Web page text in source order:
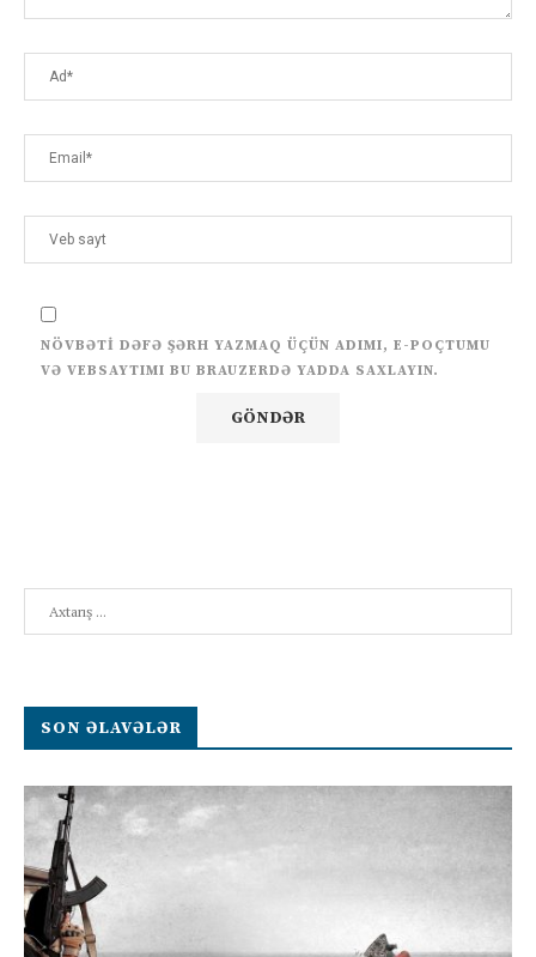
NÖVBƏTI DƏFƏ ŞƏRH YAZMAQ ÜÇÜN ADIMI, E-POÇTUMU
VƏ VEBSAYTIMI BU BRAUZERDƏ YADDA SAXLAYIN.
SON ƏLAVƏLƏR